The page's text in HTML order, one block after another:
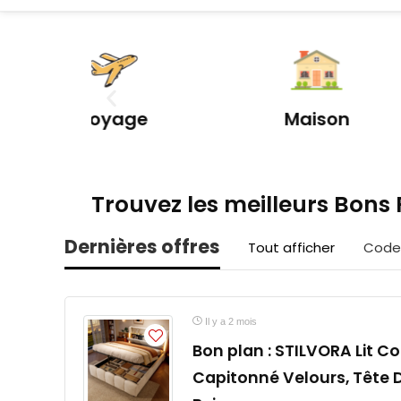
Trouvez les meilleurs
Dernières offres Tout afficher
Il y a 2 mois
Bon plan : STILVORA Lit
Capitonné Velours, Tête